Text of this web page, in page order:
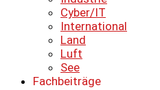
Cyber/IT
International
Land
Luft
See
Fachbeiträge